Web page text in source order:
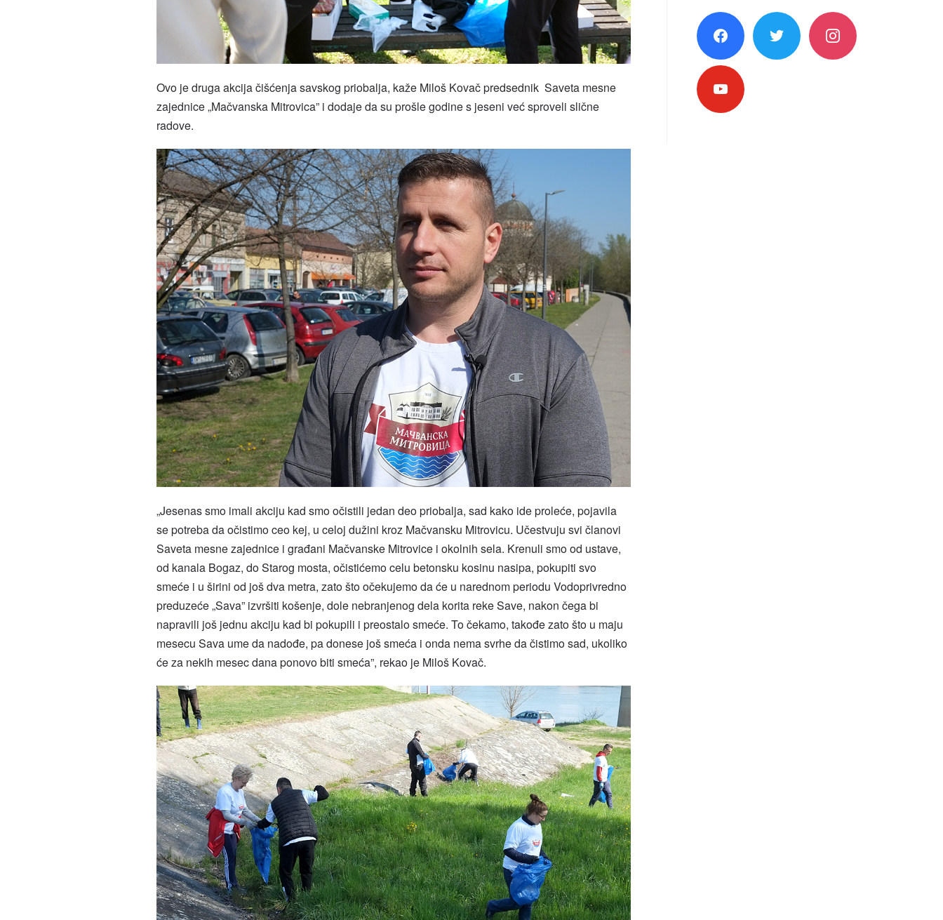
Ovo je druga akcija čišćenja savskog priobalja, kaže Miloš Kovač predsednik Saveta mesne
zajednice „Mačvanska Mitrovica” i dodaje da su prošle godine s jeseni već sproveli slične
radove.
„Jesenas smo imali akciju kad smo očistili jedan deo priobalja, sad kako ide proleće, pojavila
se potreba da očistimo ceo kej, u celoj dužini kroz Mačvansku Mitrovicu. Učestvuju svi članovi
Saveta mesne zajednice i građani Mačvanske Mitrovice i okolnih sela. Krenuli smo od ustave,
od kanala Bogaz, do Starog mosta, očistićemo celu betonsku kosinu nasipa, pokupiti svo
smeće i u širini od još dva metra, zato što očekujemo da će u narednom periodu Vodoprivredno
preduzeće „Sava” izvršiti košenje, dole nebranjenog dela korita reke Save, nakon čega bi
napravili još jednu akciju kad bi pokupili i preostalo smeće. To čekamo, takođe zato što u maju
mesecu Sava ume da nadođe, pa donese još smeća i onda nema svrhe da čistimo sad, ukoliko
će za nekih mesec dana ponovo biti smeća”, rekao je Miloš Kovač.
facebook twitter instagram
youtube